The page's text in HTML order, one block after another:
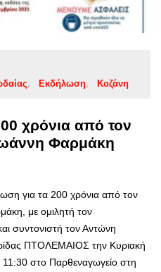
Εκδήλωση Κοζάνη
χρόνια από τον
Φαρμάκη
για τα 200 χρόνια από τον
με ομιλητή τον
συντονιστή τον Αντώνη
ΠΤΟΛΕΜΑΙΟΣ την Κυριακή
στο Παρθεναγωγείο στη